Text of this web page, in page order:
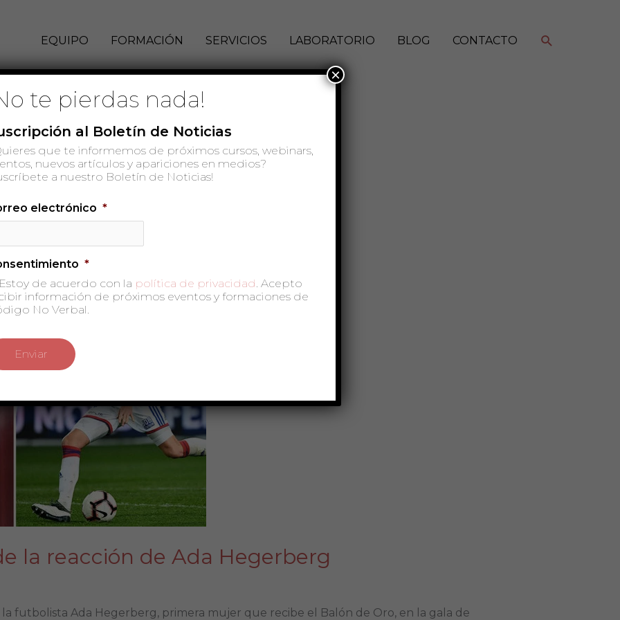
EQUIPO FORMACIÓN SERVICIOS LABORATORIO BLOG CONTACTO Buscar
la reacción de Ada Hegerberg
la futbolista Ada Hegerberg, primera mujer que recibe el Balón de Oro, en la gala de
te pierdas nada!
al Boletín de Noticias
que te informemos de próximos cursos, webinars,
nuevos artículos y apariciones en medios?
a nuestro Boletín de Noticias!
electrónico *
*
Estoy de acuerdo con la política de privacidad . Acepto
información de próximos eventos y formaciones de
No Verbal.
×